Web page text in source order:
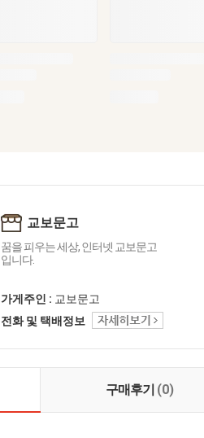
교보문고
꿈을 피우는 세상, 인터넷 교보문고
입니다.
가게주인 : 교보문고
전화 및 택배정보
구매후기 (0)